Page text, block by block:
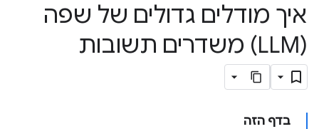
איך מודלים גדולים של שפה
(LLM) משדרים תשובות
בדף הזה